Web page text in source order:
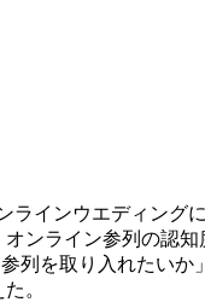
インウエディング
ンライン参列の認
列を取り入れたいか
。